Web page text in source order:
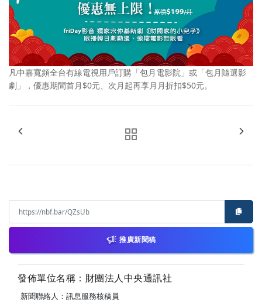
凡中嘉寬頻全台有線電視用戶訂購「包月電影院」或「包月隨選影
劇」，優惠期間首月$0元、次月起再享月月折扣$50元。
推廣新聞稿
發佈單位名稱：財團法人中央通訊社
新聞聯絡人：訊息服務核稿員